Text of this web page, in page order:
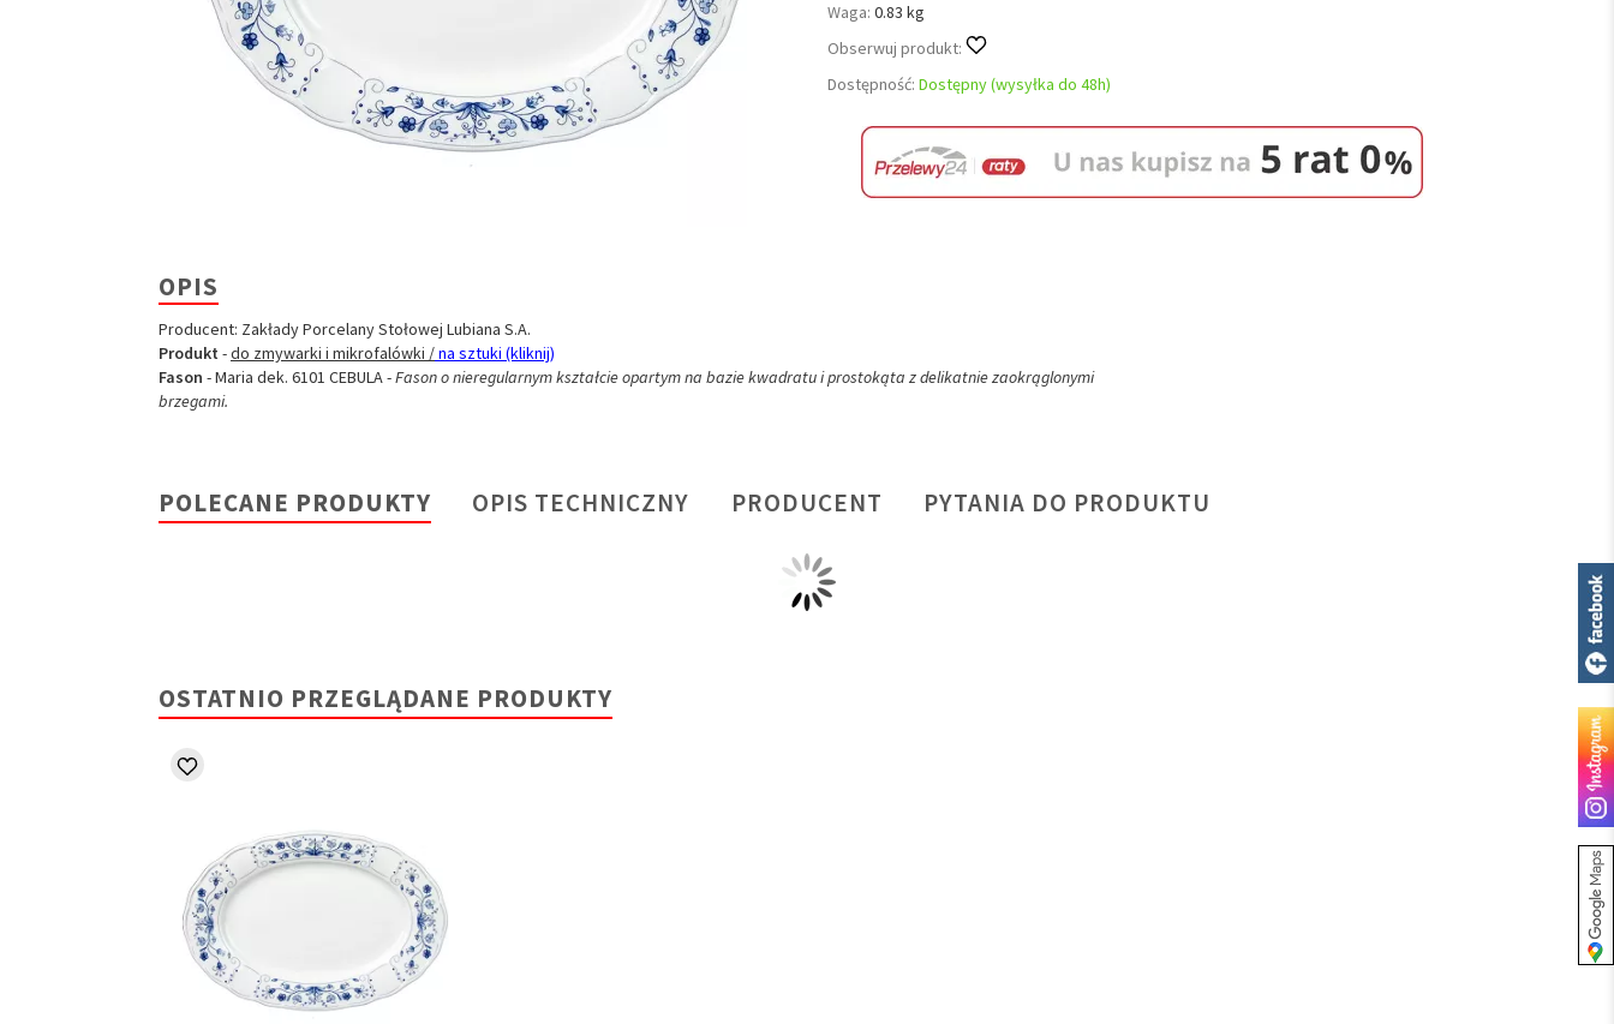
Waga: 0.83 kg
Obserwuj produkt:
Dostępność: Dostępny (wysyłka do 48h)
OPIS
Producent: Zakłady Porcelany Stołowej Lubiana S.A.
Produkt -do zmywarki i mikrofalówki /na sztuki (kliknij)
Fason - Maria dek. 6101 CEBULA -Fason o nieregularnym kształcie opartym na bazie kwadratu i prostokąta z delikatnie zaokrąglonymi
brzegami.
POLECANE PRODUKTY OPIS TECHNICZNY PRODUCENT PYTANIA DO PRODUKTU
OSTATNIO PRZEGLĄDANE PRODUKTY